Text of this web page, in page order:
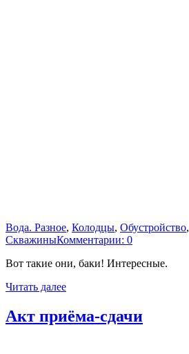
Вода. Разное, Колодцы, Обустройство,
СкважиныКомментарии: 0
Вот такие они, баки! Интересные.
Читать далее
Акт приёма-сдачи